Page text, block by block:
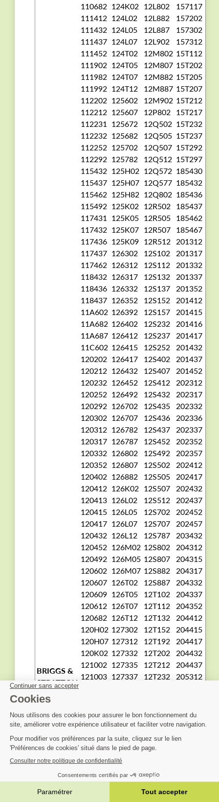
3,77 € -20%
  AJOUTER AU PANIER
BRIGGS &
STRATTON
110682
111412
111432
111437
111452
111902
111982
111992
112202
112212
112231
112232
112252
112292
115432
115437
115462
115492
117431
117432
117436
117437
117462
118432
118436
118437
11A602
11A682
11A687
11C602
120202
120212
120232
120252
120292
120302
120312
120317
120332
120352
120402
120412
120413
120415
120417
120432
120452
120492
120602
120607
120609
120612
120682
120H02
120H07
120K02
121002
121003
121052
121132
121162
121212
121232
121237
124K02
124L02
124L05
124L07
124T02
124T05
124T07
124T12
125602
125607
125672
125682
125702
125782
125H02
125H07
125H82
125K02
125K05
125K07
125K09
126302
126312
126317
126332
126352
126392
126402
126412
126415
126417
126432
126452
126492
126702
126707
126782
126787
126802
126807
126882
126K02
126L02
126L05
126L07
126L12
126M02
126M05
126M07
126T02
126T05
126T07
126T12
127302
127312
127332
127335
127337
127432
127437
127452
127602
127605
127607
127609
12L802
12L882
12L887
12L902
12M802
12M807
12M882
12M887
12M902
12P802
12Q502
12Q505
12Q507
12Q512
12Q572
12Q577
12Q802
12R502
12R505
12R507
12R512
12S102
12S112
12S132
12S137
12S152
12S157
12S232
12S237
12S252
12S402
12S407
12S412
12S432
12S435
12S436
12S437
12S452
12S492
12S502
12S505
12S507
12S512
12S702
12S707
12S787
12S802
12S807
12S882
12S887
12T102
12T112
12T132
12T152
12T192
12T202
12T212
12T232
12T312
12T402
12T405
12T407
12T417
12T432
12T452
157117
157202
157302
157312
15T112
15T202
15T205
15T207
15T212
15T217
15T232
15T237
15T292
15T297
185430
185432
185436
185437
185462
185467
201312
201317
201332
201337
201352
201412
201415
201416
201417
201432
201437
201452
202312
202317
202332
202336
202337
202352
202357
202412
202417
202432
202437
202452
202457
203432
204312
204315
204317
204332
204337
204352
204412
204415
204417
204432
204437
205312
205337
205352
205355
205432
205437